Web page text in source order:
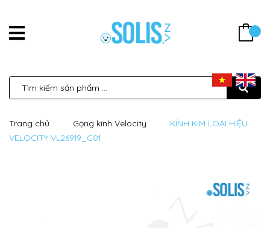
Trang chủ Gọng kính Velocity
KÍNH KIM LOẠI HIỆU
VELOCITY VL26919_C01